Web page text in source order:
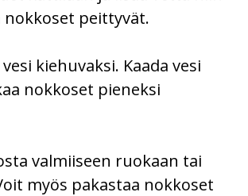
nokkoset peittyvät.
kiehuvaksi. Kaada vesi
nokkoset pieneksi
valmiiseen ruokaan tai
myös pakastaa nokkoset